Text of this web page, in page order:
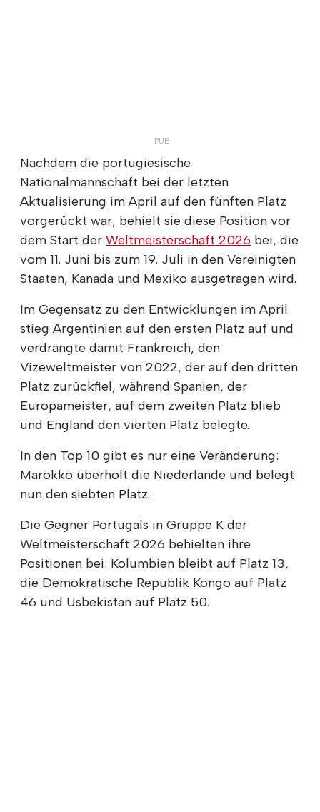
Nachdem die portugiesische
Nationalmannschaft bei der letzten
Aktualisierung im April auf den fünften Platz
vorgerückt war, behielt sie diese Position vor
dem Start der Weltmeisterschaft 2026 bei, die
vom 11. Juni bis zum 19. Juli in den Vereinigten
Staaten, Kanada und Mexiko ausgetragen wird.
Im Gegensatz zu den Entwicklungen im April
stieg Argentinien auf den ersten Platz auf und
verdrängte damit Frankreich, den
Vizeweltmeister von 2022, der auf den dritten
Platz zurückfiel, während Spanien, der
Europameister, auf dem zweiten Platz blieb
und England den vierten Platz belegte.
In den Top 10 gibt es nur eine Veränderung:
Marokko überholt die Niederlande und belegt
nun den siebten Platz.
Die Gegner Portugals in Gruppe K der
Weltmeisterschaft 2026 behielten ihre
Positionen bei: Kolumbien bleibt auf Platz 13,
die Demokratische Republik Kongo auf Platz
46 und Usbekistan auf Platz 50.